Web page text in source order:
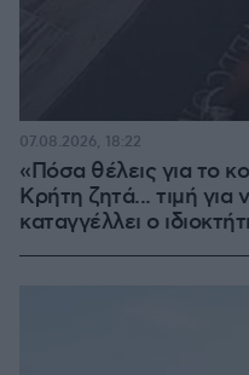
«Πόσα θέλεις για το
Κρήτη ζητά... τιμή για
καταγγέλλει ο
07.08.2026, 18:22